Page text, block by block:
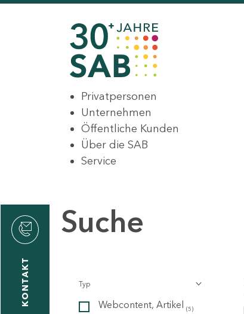
Privatpersonen
Unternehmen
Öffentliche Kunden
Über die SAB
Service
KONTAKT
Suche
Typ
Webcontent, Artikel (5)